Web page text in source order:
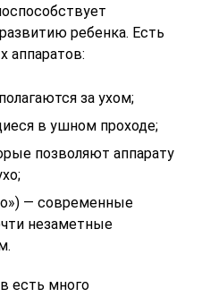
ребенка. Есть
аппаратов:
за ухом;
в ушном проходе;
позволяют аппарату
— современные
незаметные
есть много